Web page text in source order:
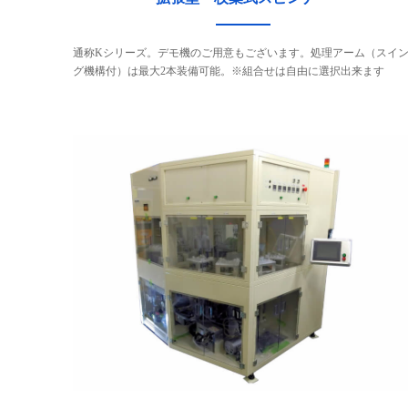
通称Kシリーズ。デモ機のご用意もございます。処理アーム（スイン
グ機構付）は最大2本装備可能。※組合せは自由に選択出来ます